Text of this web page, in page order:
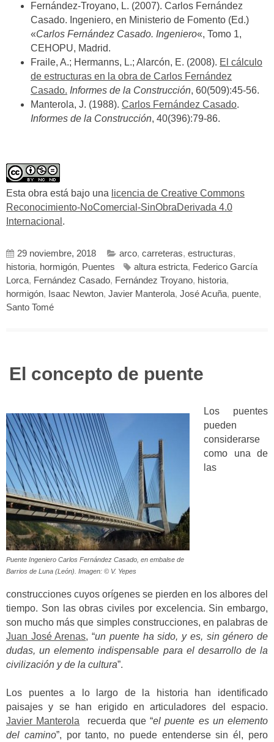
Fernández-Troyano, L. (2007). Carlos Fernández
Casado. Ingeniero, en Ministerio de Fomento (Ed.)
«Carlos Fernández Casado. Ingeniero«, Tomo 1,
CEHOPU, Madrid.
Fraile, A.; Hermanns, L.; Alarcón, E. (2008). El cálculo
de estructuras en la obra de Carlos Fernández
Casado. Informes de la Construcción, 60(509):45-56.
Manterola, J. (1988). Carlos Fernández Casado.
Informes de la Construcción, 40(396):79-86.
Esta obra está bajo una licencia de Creative Commons
Reconocimiento-NoComercial-SinObraDerivada 4.0
Internacional .
29 noviembre, 2018 arco, carreteras, estructuras,
historia, hormigón, Puentes altura estricta, Federico García
Lorca, Fernández Casado, Fernández Troyano, historia,
hormigón, Isaac Newton, Javier Manterola, José Acuña, puente,
Santo Tomé
El concepto de puente
Puente Ingeniero Carlos Fernández Casado, en embalse de
Barrios de Luna (León). Imagen: © V. Yepes
Los puentes
pueden
considerarse
como una de
las
construcciones cuyos orígenes se pierden en los albores del
tiempo. Son las obras civiles por excelencia. Sin embargo,
son mucho más que simples construcciones, en palabras de
Juan José Arenas, “un puente ha sido, y es, sin género de
dudas, un elemento indispensable para el desarrollo de la
civilización y de la cultura”.
Los puentes a lo largo de la historia han identificado
paisajes y se han erigido en articuladores del espacio.
Javier Manterola recuerda que “el puente es un elemento
del camino”, por tanto, no puede entenderse sin él, pero